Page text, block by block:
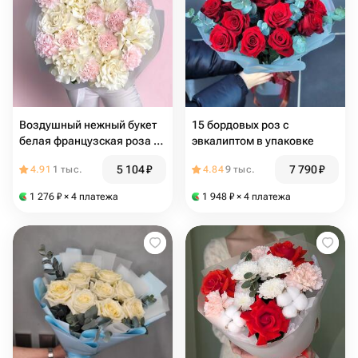
Воздушный нежный букет
белая французская роза и
4.91 1 тыс. 5 104₽
1 276 ₽ × 4 платежа
15 бордовых роз с
эвкалиптом в упаковке
4.849 тыс. 7 790₽
1 948 ₽ × 4 платежа